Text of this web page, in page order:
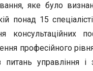
яке було
понад 15
консультаційних
професійного
питань управління і